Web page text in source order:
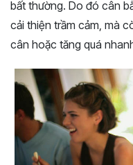
bất thường. Do đó cân
cải thiện trầm cảm, mà
cân hoặc tăng quá